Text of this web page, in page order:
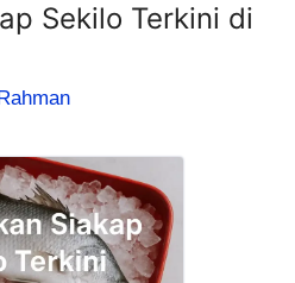
Sekilo Terkini di